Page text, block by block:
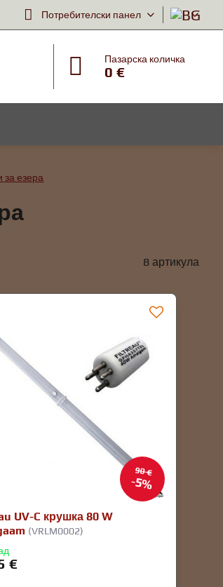
Потребителски панел
Пазарска количка
0 €
езера
8 артикула
90 €
5%
UV-C крушка 80 W
(VRLM0002)
€